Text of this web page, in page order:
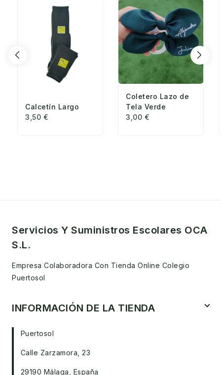
Calcetín Largo
3,50 €
Coletero Lazo de
Tela Verde
3,00 €
Servicios Y Suministros Escolares OCA
S.L.
Empresa Colaboradora Con Tienda Online Colegio
Puertosol
INFORMACIÓN DE LA TIENDA
Puertosol
Calle Zarzamora, 23
29190 Málaga, España